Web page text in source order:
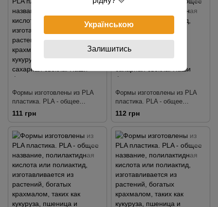
свекла. Наши формы
тщательно разработаны так,
тщательно разработаны так,
чтобы делать четкую
детализа
Формы изготовлены из PLA
пластика. PLA - общее
название, полилактидная
кислота или полиактид,
изготавливается из растений,
богатых крахмалом, таких как
кукуруза, пшеница и сахарная
свекла. Наши формы
тщательно разработаны так,
111 грн
Формы изготовлены из PLA
пластика. PLA - общее
название, полилактидная
кислота или полиактид,
изготавливается из растений,
богатых крахмалом, таких как
кукуруза, пшеница и сахарная
свекла. Наши формы
тщательно разработаны так,
112 грн
Українською
Залишитись